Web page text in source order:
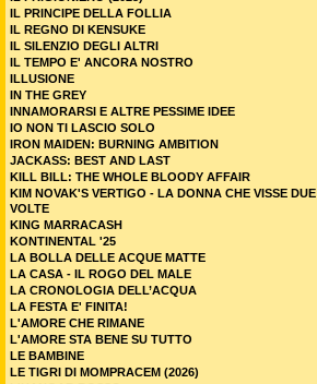
IL PRINCIPE DELLA FOLLIA
IL REGNO DI KENSUKE
IL SILENZIO DEGLI ALTRI
IL TEMPO E' ANCORA NOSTRO
ILLUSIONE
IN THE GREY
INNAMORARSI E ALTRE PESSIME IDEE
IO NON TI LASCIO SOLO
IRON MAIDEN: BURNING AMBITION
JACKASS: BEST AND LAST
KILL BILL: THE WHOLE BLOODY AFFAIR
KIM NOVAK'S VERTIGO - LA DONNA CHE VISSE DUE
VOLTE
KING MARRACASH
KONTINENTAL '25
LA BOLLA DELLE ACQUE MATTE
LA CASA - IL ROGO DEL MALE
LA CRONOLOGIA DELL’ACQUA
LA FESTA E' FINITA!
L'AMORE CHE RIMANE
L'AMORE STA BENE SU TUTTO
LE BAMBINE
LE TIGRI DI MOMPRACEM (2026)